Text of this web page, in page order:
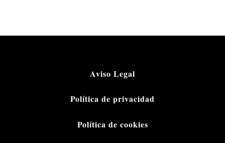
Aviso Legal
Política de privacidad
Política de cookies